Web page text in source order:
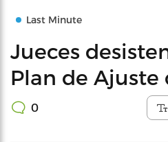
Last Minute
Jueces
Plan de Ajuste
0